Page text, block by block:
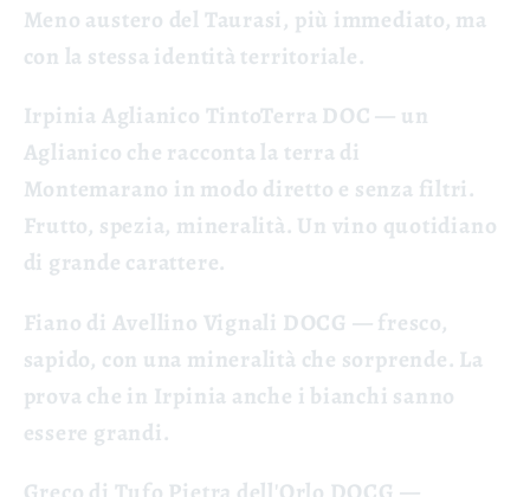
Meno austero del Taurasi, più immediato, ma
con la stessa identità territoriale.
Irpinia Aglianico TintoTerra DOC— un
Aglianico che racconta la terra di
Montemarano in modo diretto e senza filtri.
Frutto, spezia, mineralità. Un vino quotidiano
di grande carattere.
Fiano di Avellino Vignali DOCG — fresco,
sapido, con una mineralità che sorprende. La
prova che in Irpinia anche i bianchi sanno
essere grandi.